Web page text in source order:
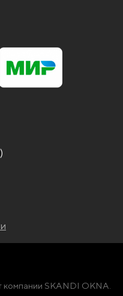
SKANDI OKNA.